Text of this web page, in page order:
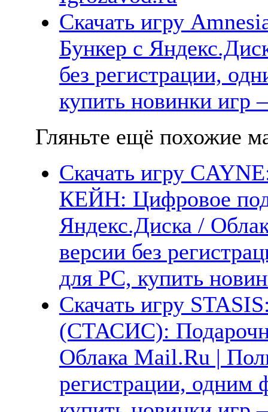
Скачать игру
Бункер с
без регистрации,
купить новинки
Гляньте ещё похожие
Скачать игру
КЕЙН: Цифровое
Яндекс.Диска /
версии без
для PC, купить
Скачать игру
(СТАСИС):
Облака Mail.Ru |
регистрации, одним